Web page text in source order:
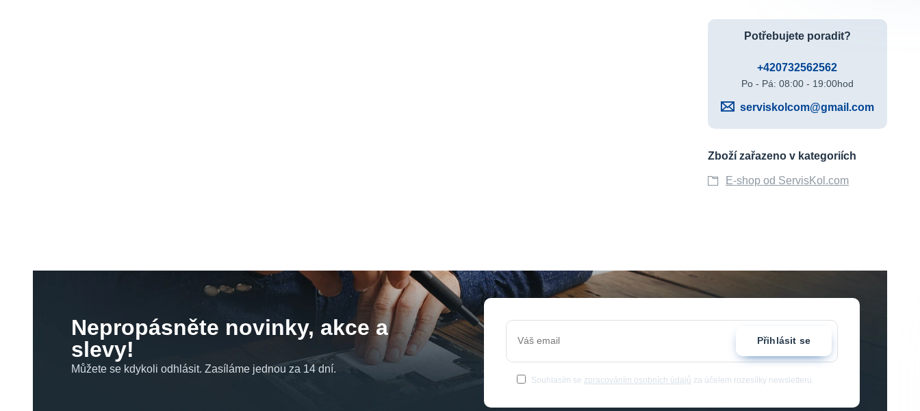
Potřebujete poradit?
+420732562562
Po - Pá: 08:00 - 19:00hod
serviskolcom@gmail.com
Zboží zařazeno v kategoriích
E-shop od ServisKol.com
Nepropásněte novinky, akce a
slevy!
Můžete se kdykoli odhlásit. Zasíláme jednou za 14 dní.
Přihlásit se
Souhlasím se zpracováním osobních údajů za účelem rozesílky newsletteru.